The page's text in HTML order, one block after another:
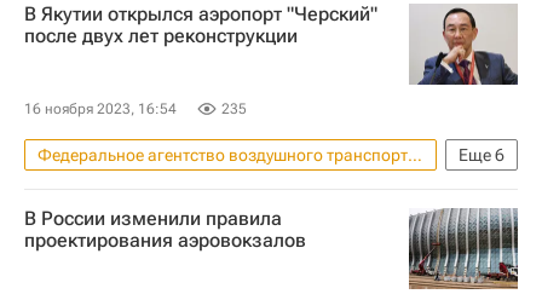
Горно-Алтайск
Михаил Мишустин
Строительство
В Якутии открылся аэропорт "Черский"
после двух лет реконструкции
16 ноября 2023, 16:54 235
Еще6
Федеральное агентство воздушного транспорта (Росавиация)
Республика Саха (Якутия)
Якутск
Нижнеколымский район
В России изменили правила
проектирования аэровокзалов